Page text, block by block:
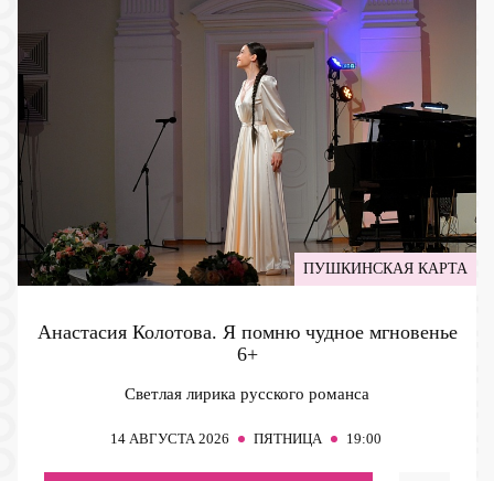
ПУШКИНСКАЯ КАРТА
Анастасия Колотова. Я помню чудное мгновенье
6+
Светлая лирика русского романса
14 АВГУСТА 2026 ПЯТНИЦА 19:00